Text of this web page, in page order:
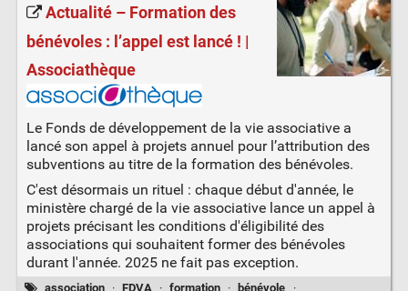
Actualité – Formation des
bénévoles : l’appel est lancé ! |
Associathèque
Le Fonds de développement de la vie associative a
lancé son appel à projets annuel pour l’attribution des
subventions au titre de la formation des bénévoles.
C'est désormais un rituel : chaque début d'année, le
ministère chargé de la vie associative lance un appel à
projets précisant les conditions d'éligibilité des
associations qui souhaitent former des bénévoles
durant l'année. 2025 ne fait pas exception.
association · FDVA · formation · bénévole
·